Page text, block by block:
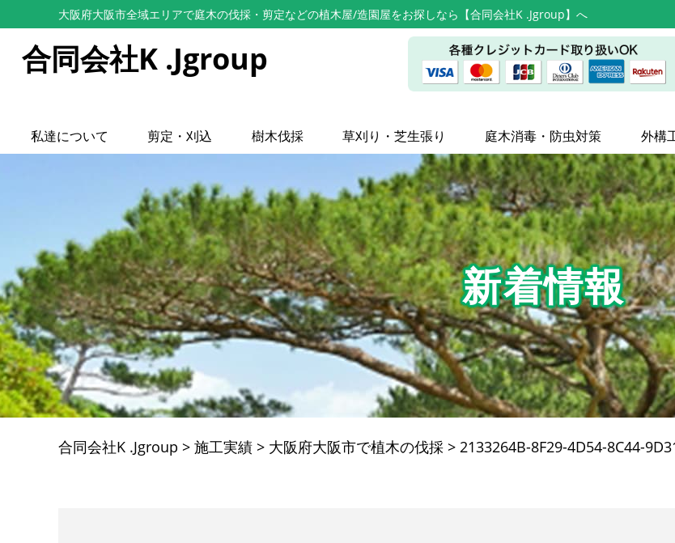
大阪府大阪市全域エリアで庭木の伐採・剪定などの植木屋/造園屋をお探しなら【合同会社K .Jgroup】へ
合同会社K .Jgroup
私達について 剪定・刈込 樹木伐採 草刈り・芝生張り 庭木消毒・防虫対策 外構
新着情報
合同会社K .Jgroup > 施工実績 > 大阪府大阪市で植木の伐採 > 2133264B-8F29-4D54-8C44-